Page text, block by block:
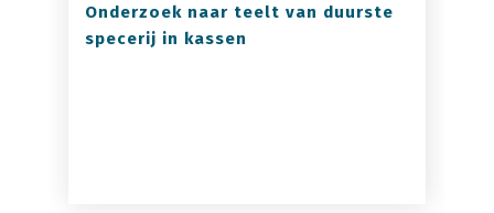
Onderzoek naar teelt van duurste
specerij in kassen